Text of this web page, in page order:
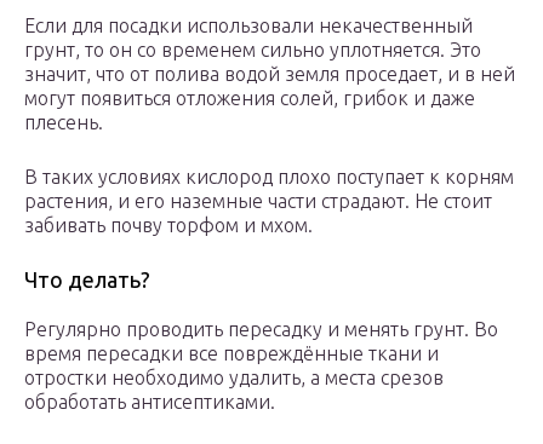
Если для посадки использовали некачественный
грунт, то он со временем сильно уплотняется. Это
значит, что от полива водой земля проседает, и в ней
могут появиться отложения солей, грибок и даже
плесень.
В таких условиях кислород плохо поступает к корням
растения, и его наземные части страдают. Не стоит
забивать почву торфом и мхом.
Что делать?
Регулярно проводить пересадку и менять грунт. Во
время пересадки все повреждённые ткани и
отростки необходимо удалить, а места срезов
обработать антисептиками.